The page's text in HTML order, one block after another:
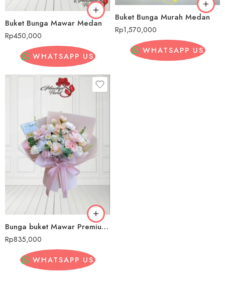
Buket Bunga Mawar Medan
Rp450,000
WHATSAPP US
Buket Bunga Murah Medan
Rp1,570,000
WHATSAPP US
Bunga buket Mawar Premium Medan
Rp835,000
WHATSAPP US